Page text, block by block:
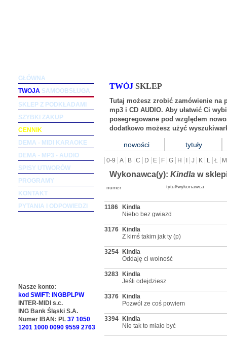
TWÓJ SKLEP
Tutaj możesz zrobić zamówienie na
mp3 i CD AUDIO. Aby ułatwić Ci
posegregowane pod względem
dodatkowo możesz użyć
nowości tytuły
0-9 A B C D E F G H J K L Ł M
Wykonawca(y): Kindla w
numer tytul/wykonawca
1186
Kindla
Niebo bez gwiazd
3176
Kindla
Z kimś takim jak ty (p)
3254
Kindla
Oddaję ci wolność
3283
Kindla
Jeśli odejdziesz
3376
Kindla
Pozwól ze coś powiem
3394
Kindla
Nie tak to miało być
GŁÓWNA
TWOJA SAMOOBSŁUGA
SKLEP Z PODKŁADAMI
SZYBKI ZAKUP
CENNIK
DEMA - MIDI KARAOKE
DEMA - MP3 - AUDIO
SPISY UTWORÓW
PROGRAMY
KONTAKT
PYTANIA I ODPOWIEDZI
Nasze konto:
kod SWIFT: INGBPLPW
INTER-MIDI s.c.
ING Bank Śląski S.A.
Numer IBAN: PL 37 1050
1201 1000 0090 9559 2763